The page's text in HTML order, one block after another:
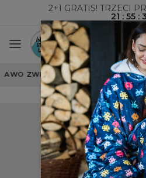
2+1 GRATIS! TRZECI
21: 55:
WYSYŁKA ZA